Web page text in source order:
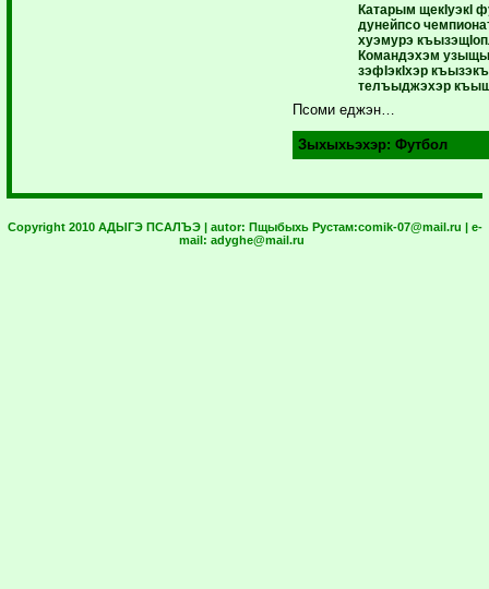
Катарым щекIуэкI
дунейпсо
хуэмурэ
Командэхэм
зэфIэкIхэр
телъыджэхэр
Псоми еджэн…
Зыхыхьэхэр: Футбол
Copyright 2010 АДЫГЭ ПСАЛЪЭ | autor: Пщыбыхь Рустам:comik-07@mail.ru | e-
mail: adyghe@mail.ru